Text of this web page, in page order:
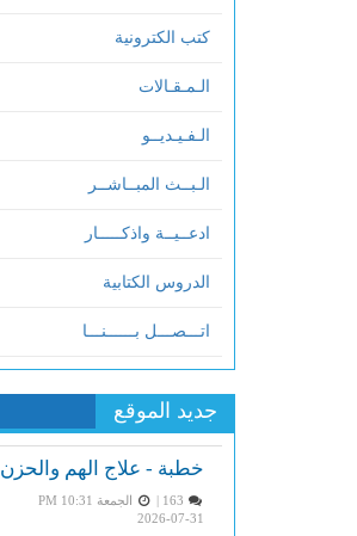
كتب الكترونية
الـمـقـالات
الـفـيـديــو
الـبــث المبــاشــر
ادعــيــة واذكـــــار
الدروس الكتابية
اتـــصـــل بــــــنـــا
جديد الموقع
خطبة - علاج الهم والحزن
الجمعة PM 10:31
2026-07-31